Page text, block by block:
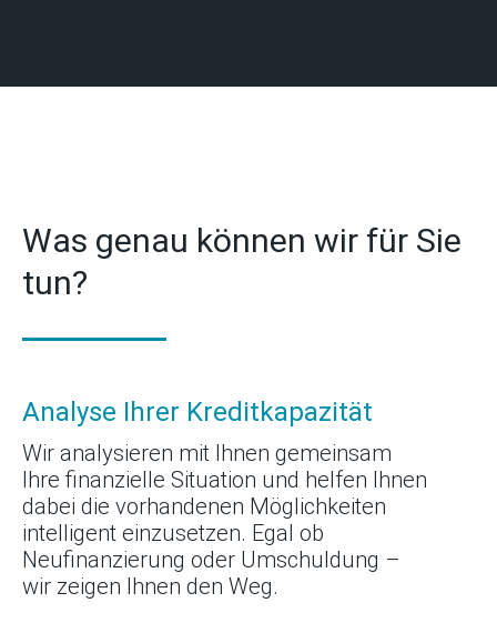
Was genau können wir für Sie
tun?
Analyse Ihrer Kreditkapazität
Wir analysieren mit Ihnen gemeinsam
Ihre finanzielle Situation und helfen Ihnen
dabei die vorhandenen Möglichkeiten
intelligent einzusetzen. Egal ob
Neufinanzierung oder Umschuldung –
wir zeigen Ihnen den Weg.